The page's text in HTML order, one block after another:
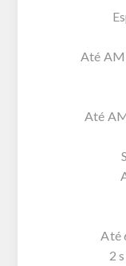
Até
Até
Até
2